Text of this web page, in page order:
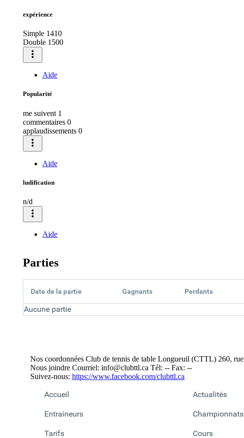
expérience
Simple 1410
Double 1500
more_vert
Aide
Popularité
me suivent 1
commentaires 0
applaudissements 0
more_vert
Aide
ludification
n/d
more_vert
Aide
Parties
Date de la partie Gagnants Perdants
Aucune partie
Nos coordonnées Club de tennis de table Longueuil (CTTL) 260,
Nous joindre Courriel: info@clubttl.ca Tél: -- Fax: --
Suivez-nous: https://www.facebook.com/clubttl.ca
Accueil
Entraineurs
Tarifs
Actualités
Championnats
Cours